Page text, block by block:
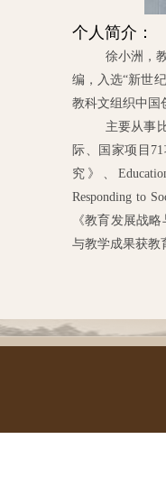
个人简介：
徐小洲，
编 ，入选“新世
教科文组织中国
主要从事
际、国家项目 71
究》、
Responding to
《教育发展战
与教学成果获教